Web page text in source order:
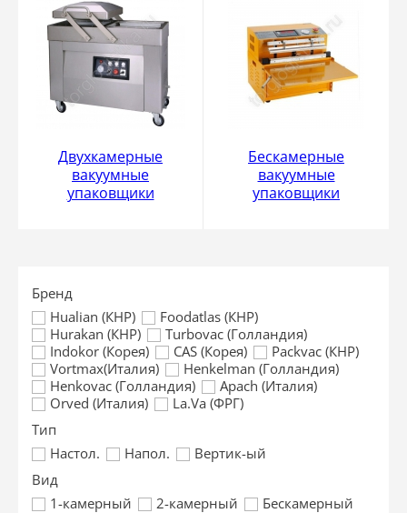
Двухкамерные
вакуумные
упаковщики
Бескамерные
вакуумные
упаковщики
Бренд
Hualian (КНР)
Foodatlas (КНР)
Hurakan (КНР)
Turbovac (Голландия)
Indokor (Корея)
CAS (Корея)
Packvac (КНР)
Vortmax(Италия)
Henkelman (Голландия)
Henkovac (Голландия)
Apach (Италия)
Orved (Италия)
La.Va (ФРГ)
Тип
Настол.
Напол.
Вертик-ый
Вид
1-камерный
2-камерный
Бескамерный